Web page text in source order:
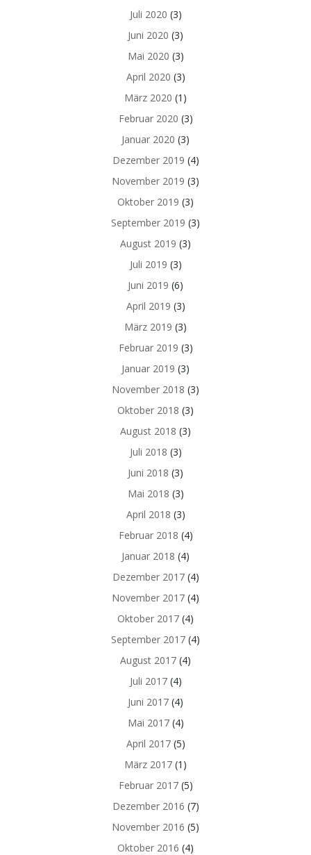
Juli 2020 (3)
Juni 2020 (3)
Mai 2020 (3)
April 2020 (3)
März 2020 (1)
Februar 2020 (3)
Januar 2020 (3)
Dezember 2019 (4)
November 2019 (3)
Oktober 2019 (3)
September 2019 (3)
August 2019 (3)
Juli 2019 (3)
Juni 2019 (6)
April 2019 (3)
März 2019 (3)
Februar 2019 (3)
Januar 2019 (3)
November 2018 (3)
Oktober 2018 (3)
August 2018 (3)
Juli 2018 (3)
Juni 2018 (3)
Mai 2018 (3)
April 2018 (3)
Februar 2018 (4)
Januar 2018 (4)
Dezember 2017(4)
November 2017 (4)
Oktober 2017 (4)
September 2017 (4)
August 2017 (4)
Juli 2017(4)
Juni 2017 (4)
Mai 2017(4)
April 2017(5)
März 2017 (1)
Februar 2017(5)
Dezember 2016 (7)
November 2016 (5)
Oktober 2016 (4)